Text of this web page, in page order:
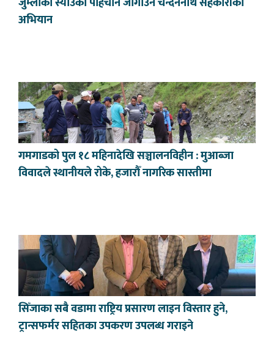
अभियान
गमगाडको पुल १८ महिनादेखि सञ्चालनविहीन : मुआब्जा
विवादले स्थानीयले रोके, हजारौँ नागरिक सास्तीमा
सिँजाका सबै वडामा राष्ट्रिय प्रसारण लाइन विस्तार हुने,
ट्रान्सफर्मर सहितका उपकरण उपलब्ध गराइने